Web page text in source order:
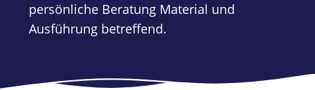
persönliche Beratung Material und
Ausführung betreffend.